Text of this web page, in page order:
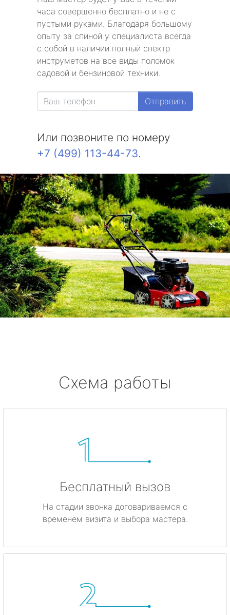
часа совершенно бесплатно и не с
пустыми руками. Благодаря большому
опыту за спиной у специалиста всегда
с собой в наличии полный спектр
инструметов на все виды поломок
садовой и бензиновой техники.
Отправить
Или позвоните по номеру
+7 (499) 113-44-73.
Схема работы
Бесплатный вызов
На стадии звонка договариваемся с
временем визита и выбора мастера.